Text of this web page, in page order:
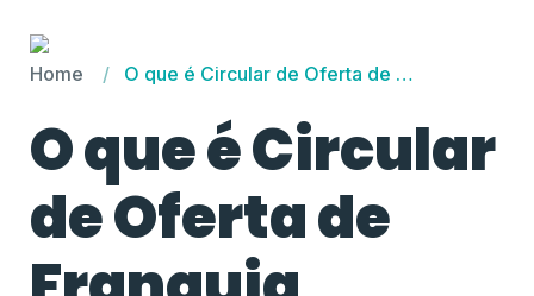
Home O que é Circular de Oferta de Franquia (COF)?
O que é Circular
de Oferta de